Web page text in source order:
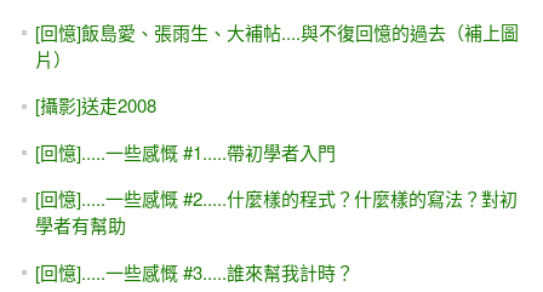
[回憶]飯島愛、張雨生、大補帖....與不復回憶的過去（補上圖
片）
[攝影]送走2008
[回憶].....一些感慨 #1.....帶初學者入門
[回憶].....一些感慨 #2.....什麼樣的程式？什麼樣的寫法？對初
學者有幫助
[回憶].....一些感慨 #3.....誰來幫我計時？